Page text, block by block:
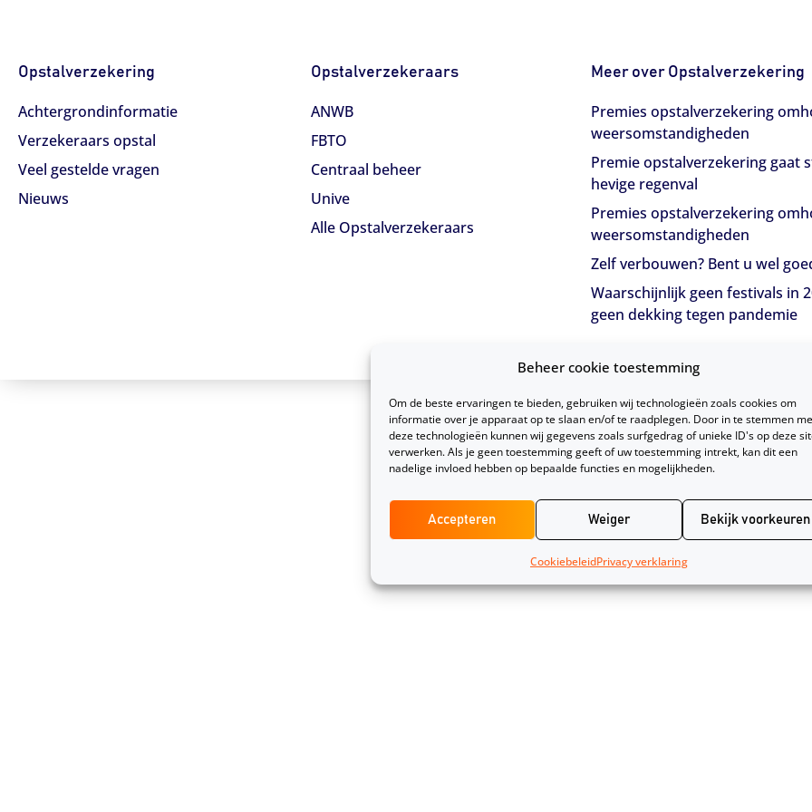
Beheer cookie toestemming
Om de beste ervaringen te bieden, gebruiken wij technologieën zoals cookies om
informatie over je apparaat op te slaan en/of te raadplegen. Door in te stemmen
deze technologieën kunnen wij gegevens zoals surfgedrag of unieke ID's op deze
verwerken. Als je geen toestemming geeft of uw toestemming intrekt, kan dit een
nadelige invloed hebben op bepaalde functies en mogelijkheden.
Accepteren Weiger Bekijk voorkeuren
CookiebeleidPrivacy verklaring
Opstalverzekering
Achtergrondinformatie
Verzekeraars opstal
Veel gestelde vragen
Nieuws
Opstalverzekeraars
ANWB
FBTO
Centraal beheer
Unive
Alle Opstalverzekeraars
Meer over Opstalverzekering
Premies opstalverzekering
weersomstandigheden
Premie opstalverzekering gaat
hevige regenval
Premies opstalverzekering
weersomstandigheden
Zelf verbouwen? Bent u wel
Waarschijnlijk geen festivals in
geen dekking tegen pandemie